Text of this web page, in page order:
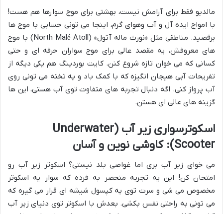
مالدیو فقط برای آرامش نیست، بهشتی برای موج سوارها هم هست!
با امواج ایده آل و آب وهوای گرم، اینجا می تونی حسابی با موج ها
برقصید. مناطقی مثل «نورث ماله آتول» (North Malé Atoll) با موج
های معروفش، یه مقصد عالی برای موج سواران حرفه ای و حتی
کسانی که می خوان تازه شروع کنن. کایت بوردینگ هم یکی دیگه از
تفریحات آبی هیجان انگیزه که با کمک باد و یه تخته می تونی روی
آب پرواز کنی. اگه دنبال تجربه های متفاوت توی آب هستی، این ها
گزینه های عالی ای هستن.
اسکوترسواری زیر آب (Underwater
Scooter): کاوشی نوین و آسان
می خوای زیر آب بری اما غواصی بلد نیستی؟ اسکوتر زیر آب رو
امتحان کن! این یه تجربه منحصر به فرده که سوار یه اسکوتر
مخصوص می شی و سرت توی یه کپسول شیشه ای قرار می گیره که
می تونی به راحتی نفس بکشی. بعدش با اسکوتر توی دنیای زیر آب